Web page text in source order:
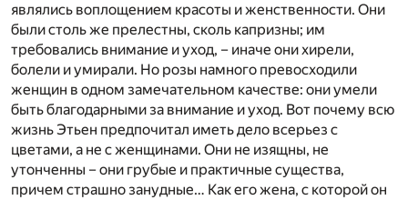
являлись воплощением красоты и женственности. Они
были столь же прелестны, сколь капризны; им
требовались внимание и уход, – иначе они хирели,
болели и умирали. Но розы намного превосходили
женщин в одном замечательном качестве: они умели
быть благодарными за внимание и уход. Вот почему всю
жизнь Этьен предпочитал иметь дело всерьез с
цветами, а не с женщинами. Они не изящны, не
утонченны – они грубые и практичные существа,
причем страшно занудные… Как его жена, с которой он